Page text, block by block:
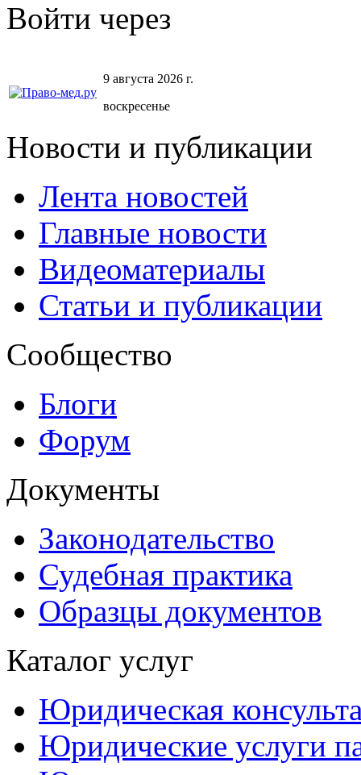
Войти через
9 августа 2026 г.
воскресенье
Новости и публикации
Лента новостей
Главные новости
Видеоматериалы
Статьи и публикации
Сообщество
Блоги
Форум
Документы
Законодательство
Судебная практика
Образцы документов
Каталог услуг
Юридическая
Юридические услуги